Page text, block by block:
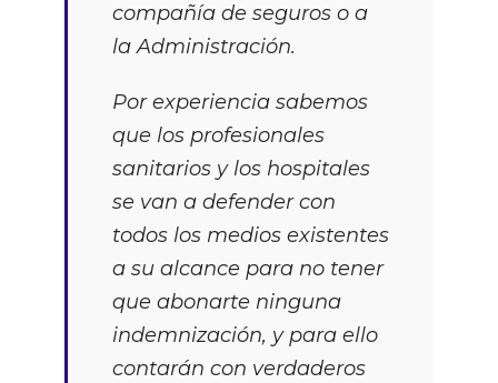
compañía de seguros o a
la Administración.
Por experiencia sabemos
que los profesionales
sanitarios y los hospitales
se van a defender con
todos los medios existentes
a su alcance para no tener
que abonarte ninguna
indemnización, y para ello
contarán con verdaderos